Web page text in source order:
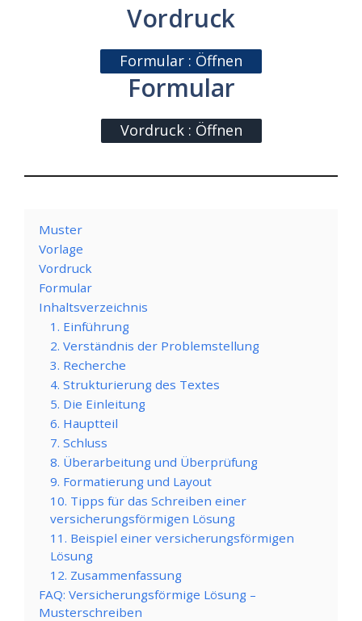
Vordruck
Formular : Öffnen
Formular
Vordruck : Öffnen
Muster
Vorlage
Vordruck
Formular
Inhaltsverzeichnis
1. Einführung
2. Verständnis der Problemstellung
3. Recherche
4. Strukturierung des Textes
5. Die Einleitung
6. Hauptteil
7. Schluss
8. Überarbeitung und Überprüfung
9. Formatierung und Layout
10. Tipps für das Schreiben einer
versicherungsförmigen Lösung
11. Beispiel einer versicherungsförmigen
Lösung
12. Zusammenfassung
FAQ: Versicherungsförmige Lösung –
Musterschreiben